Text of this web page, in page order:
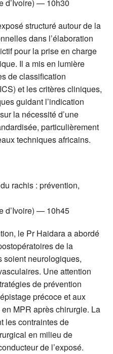
d’Ivoire) — 10h30
structuré autour de la
dans l’élaboration
pour la prise en charge
Il a mis en lumière
de classification
) et les critères cliniques,
guidant l’indication
la nécessité d’une
particulièrement
techniques africains.
rachis : prévention,
d’Ivoire) — 10h45
le Pr Haidara a abordé
de la
soient neurologiques,
Une attention
de prévention
précoce et aux
MPR après chirurgie. La
les contraintes de
en milieu de
de l’exposé.